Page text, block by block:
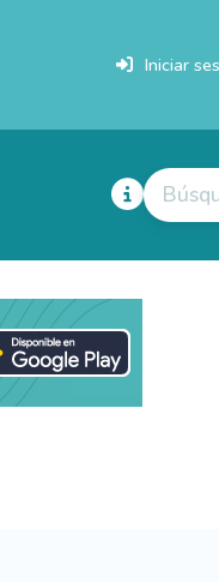
Iniciar